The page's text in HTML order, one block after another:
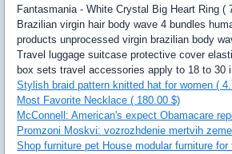
Fantasmania - White Crystal Big Heart Ring (
Brazilian virgin hair body wave 4 bundles
products unprocessed virgin brazilian body
Travel luggage suitcase protective cover
box sets travel accessories apply to 18 to 30
Stylish braid pattern knitted hat for women (
Most Favorite Necklace ( 180.00 $)
McConnell: American's expect Obamacare
Promzoni Moskvi: vozrozhdenie mertvih zemel
Shop furniture pet House modular furniture